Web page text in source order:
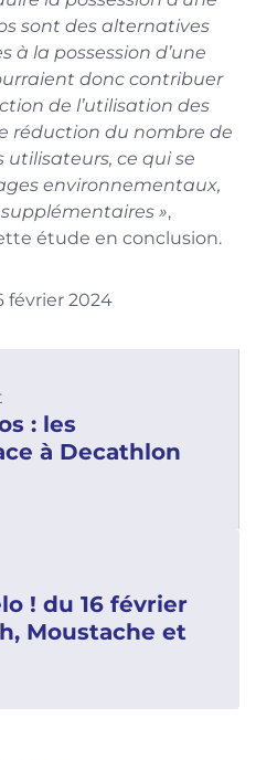
sont des alternatives
à la possession d’une
donc contribuer
de l’utilisation des
réduction du nombre de
utilisateurs, ce qui se
environnementaux,
»,
étude en conclusion.
février 2024
: les
à Decathlon
! du 16 février
Moustache et